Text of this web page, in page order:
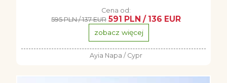
Cena od:
595 PLN / 137 EUR 591 PLN / 136 EUR
zobacz więcej
Ayia Napa / Cypr